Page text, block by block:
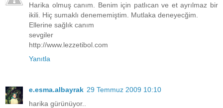
Harika olmuş canım. Benim için patlıcan ve et ayrılmaz bir
ikili. Hiç sumaklı denememiştim. Mutlaka deneyecğim.
Ellerine sağlık canım
sevgiler
http://www.lezzetibol.com
Yanıtla
e.esma.albayrak 29 Temmuz 2009 10:10
harika gürünüyor..